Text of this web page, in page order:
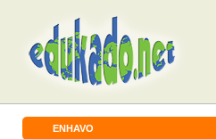
ENHAVO